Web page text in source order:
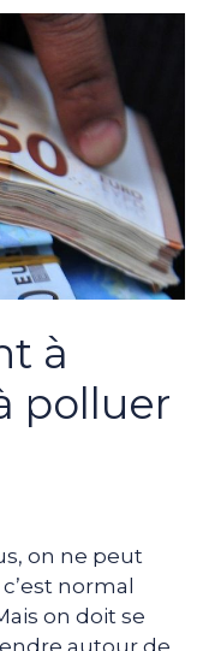
à
polluer
on ne peut
normal
on doit se
autour de